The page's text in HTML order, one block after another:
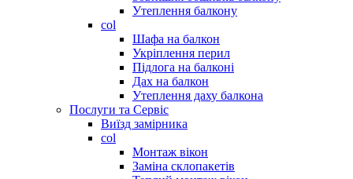
Утеплення балкону
col
Шафа на балкон
Укріплення перил
Підлога на балконі
Дах на балкон
Утеплення даху балкона
Послуги та Сервіс
Виїзд замірника
col
Монтаж вікон
Заміна склопакетів